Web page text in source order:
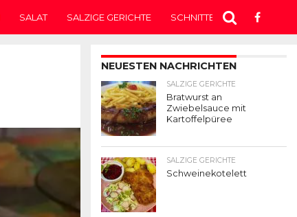
SALAT SALZIGE GERICHTE SCHNITTEN SUPPE
NEUESTEN NACHRICHTEN
SALZIGE GERICHTE
Bratwurst an
Zwiebelsauce mit
Kartoffelpüree
SALZIGE GERICHTE
Schweinekotelett